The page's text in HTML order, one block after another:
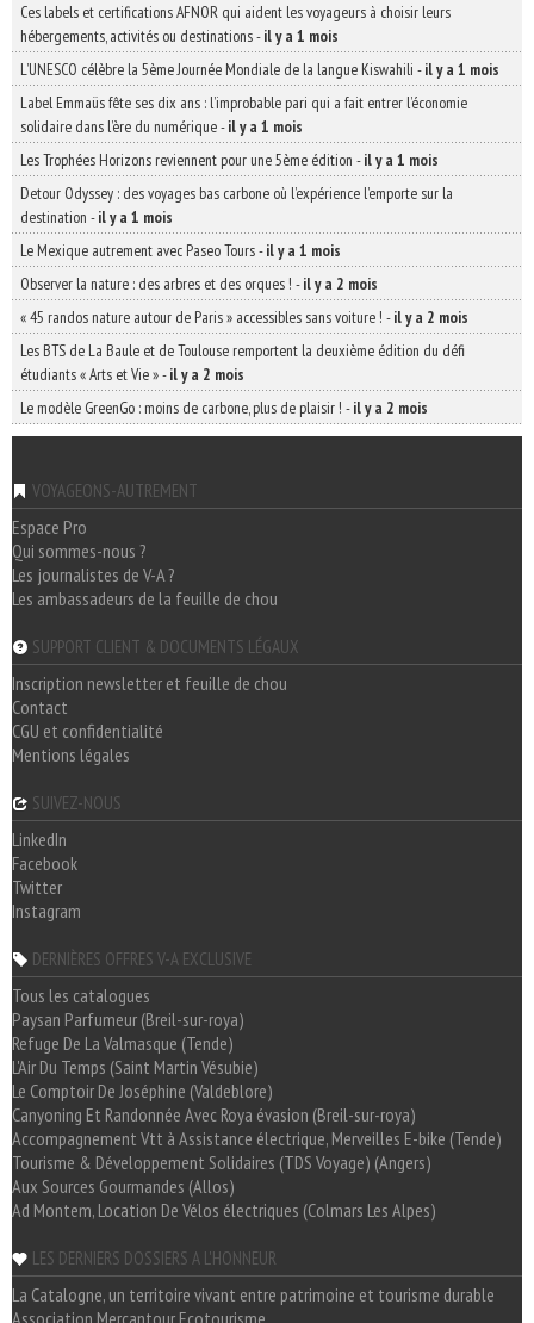
Ces labels et certifications AFNOR qui aident les voyageurs à choisir leurs
hébergements, activités ou destinations-il y a 1 mois
L’UNESCO célèbre la 5ème Journée Mondiale de la langue Kiswahili -il y a 1 mois
Label Emmaüs fête ses dix ans : l’improbable pari qui a fait entrer l’économie
solidaire dans l’ère du numérique-il y a 1 mois
Les Trophées Horizons reviennent pour une 5ème édition -il y a 1 mois
Detour Odyssey : des voyages bas carbone où l’expérience l’emporte sur la
destination -il y a 1 mois
Le Mexique autrement avec Paseo Tours-il y a 1 mois
Observer la nature : des arbres et des orques ! -il y a 2 mois
« 45 randos nature autour de Paris » accessibles sans voiture ! -il y a 2 mois
Les BTS de La Baule et de Toulouse remportent la deuxième édition du défi
étudiants « Arts et Vie »-il y a 2 mois
Le modèle GreenGo : moins de carbone, plus de plaisir ! -il y a 2 mois
VOYAGEONS-AUTREMENT
Espace Pro
Qui sommes-nous ?
Les journalistes de V-A ?
Les ambassadeurs de la feuille de chou
SUPPORT CLIENT & DOCUMENTS LÉGAUX
Inscription newsletter et feuille de chou
Contact
CGU et confidentialité
Mentions légales
SUIVEZ-NOUS
LinkedIn
Facebook
Twitter
Instagram
DERNIÈRES OFFRES V-A EXCLUSIVE
Tous les catalogues
Paysan Parfumeur (Breil-sur-roya)
Refuge De La Valmasque (Tende)
L'Air Du Temps (Saint Martin Vésubie)
Le Comptoir De Joséphine (Valdeblore)
Canyoning Et Randonnée Avec Roya évasion (Breil-sur-roya)
Accompagnement Vtt à Assistance électrique, Merveilles E-bike (Tende)
Tourisme & Développement Solidaires (TDS Voyage) (Angers)
Aux Sources Gourmandes (Allos)
Ad Montem, Location De Vélos électriques (Colmars Les Alpes)
LES DERNIERS DOSSIERS A L'HONNEUR
La Catalogne, un territoire vivant entre patrimoine et tourisme durable
Association Mercantour Ecotourisme